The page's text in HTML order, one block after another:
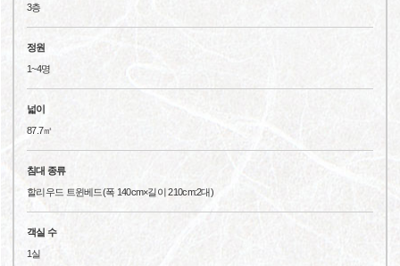
3층
정원
1~4명
넓이
87.7㎡
침대 종류
할리우드 트윈베드(폭 140cm×길이 210cm:2대)
객실 수
1실